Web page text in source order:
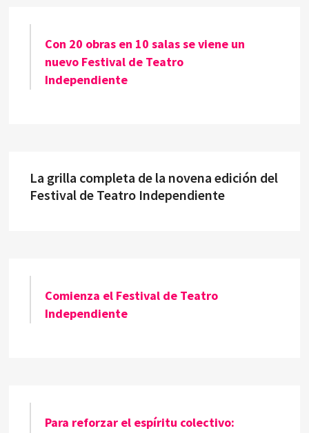
Con 20 obras en 10 salas se viene un
nuevo Festival de Teatro
Independiente
La grilla completa de la novena edición del
Festival de Teatro Independiente
Comienza el Festival de Teatro
Independiente
Para reforzar el espíritu colectivo: